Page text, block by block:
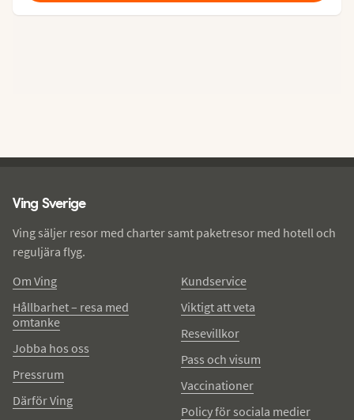
Ving Sverige
Ving säljer resor med charter samt paketresor med hotell och
reguljära flyg.
Om Ving
Hållbarhet – resa med
omtanke
Jobba hos oss
Pressrum
Därför Ving
Kundservice
Viktigt att veta
Resevillkor
Pass och visum
Vaccinationer
Policy för sociala medier